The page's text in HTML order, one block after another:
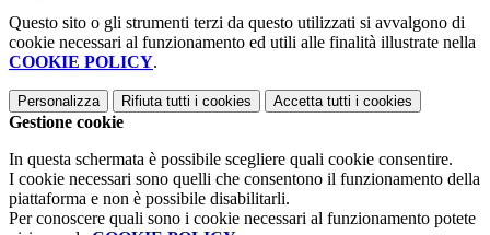
Questo sito o gli strumenti terzi da questo utilizzati si avvalgono di
cookie necessari al funzionamento ed utili alle finalità illustrate nella
COOKIE POLICY.
Personalizza Rifiuta tutti i cookies Accetta tutti i cookies
Gestione cookie
In questa schermata è possibile scegliere quali cookie consentire.
I cookie necessari sono quelli che consentono il funzionamento della
piattaforma e non è possibile disabilitarli.
Per conoscere quali sono i cookie necessari al funzionamento potete